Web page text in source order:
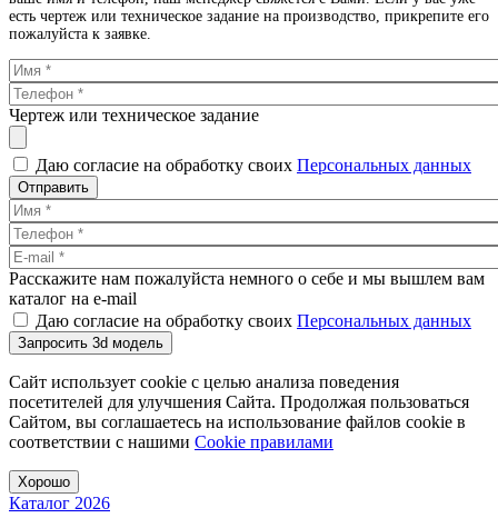
есть чертеж или техническое задание на производство, прикрепите его
пожалуйста к заявке.
Чертеж или техническое задание
Даю согласие на обработку своих Персональных данных
Отправить
Расскажите нам пожалуйста немного о себе и мы вышлем вам
каталог на e-mail
Даю согласие на обработку своих Персональных данных
Запросить 3d модель
Сайт использует cookie с целью анализа поведения
посетителей для улучшения Сайта. Продолжая пользоваться
Сайтом, вы соглашаетесь на использование файлов cookie в
соответствии с нашими Cookiе правилами
Хорошо
Каталог 2026